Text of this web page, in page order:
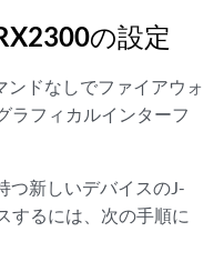
の設定
ンドなしでファイアウォ
ラフィカルインターフ
つ新しいデバイスのJ-
するには、次の手順に